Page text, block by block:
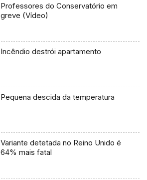
Professores do Conservatório em
greve (Vídeo)
Incêndio destrói apartamento
Pequena descida da temperatura
Variante detetada no Reino Unido é
64% mais fatal